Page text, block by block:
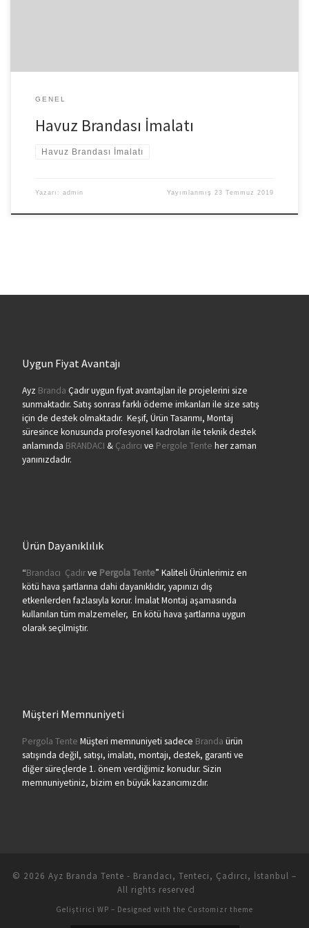
GENEL
Havuz Brandası İmalatı
Havuz Brandası İmalatı
Yazarı: admin Yayımlanmış 23 Temmuz 2019
Uygun Fiyat Avantajı
Ayz Branda Çadır uygun fiyat avantajları ile projelerini size
sunmaktadır. Satış sonrası farklı ödeme imkanları ile size satış
için de destek olmaktadır. Keşif, Ürün Tasarımı, Montaj
süresince konusunda profesyonel kadroları ile teknik destek
anlamında BRANDACI & Çadırcı ve Pergole Tente her zaman
yanınızdadır.
Ürün Dayanıklılık
“Brandacı Çadırve PergolaTente” Kaliteli Ürünlerimiz en
kötü hava şartlarına dahi dayanıklıdır, yapınızı dış
etkenlerden fazlasıyla korur. İmalat Montaj aşamasında
kullanılan tüm malzemeler, En kötü hava şartlarına uygun
olarak seçilmiştir.
Müşteri Memnuniyeti
Pergola Tente Müşteri memnuniyeti sadece Branda ürün
satışında değil, satışı, imalatı, montajı, destek, garanti ve
diğer süreçlerde 1. önem verdiğimiz konudur. Sizin
memnuniyetiniz, bizim en büyük kazancımızdır.
© 2026 Ayz Branda Tente - Brandacı, Tenteci, Çadırcı, İstanbul –
All rights reserved
Geliştirici WP – Designed with the Customizr theme